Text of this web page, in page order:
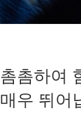
촘촘하여
매우 뛰어